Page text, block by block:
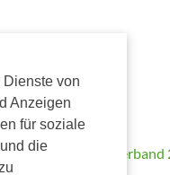
von
Anzeigen
für soziale
die
Wir
unterstützen